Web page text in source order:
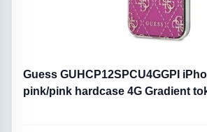
Guess GUHCP12SPCU4GGPI
pink/pink hardcase 4G Gradient